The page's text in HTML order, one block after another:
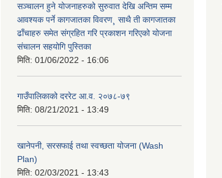
सञ्चालन हुने योजनाहरुको सुरुवात देखि अन्तिम सम्म
आवश्यक पर्ने कागजातका विवरण¸ साथै ती कागजातका
ढाँचाहरु समेत संग्रहित गरि प्रकाशन गरिएको योजना
संचालन सहयोगि पुस्तिका
मिति: 01/06/2022 - 16:06
गाउँपालिकाको दररेट आ.व. २०७८-७९
मिति: 08/21/2021 - 13:49
खानेपनी, सरसफाई तथा स्वच्छता योजना (Wash
Plan)
मिति: 02/03/2021 - 13:43